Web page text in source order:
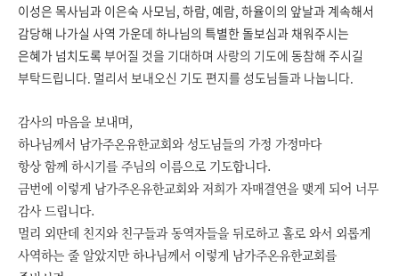
이성은 목사님과 이은숙 사모님, 하람, 예람, 하율이의 앞날과 계속해서
감당해 나가실 사역 가운데 하나님의 특별한 돌보심과 채워주시는
은혜가 넘치도록 부어질 것을 기대하며 사랑의 기도에 동참해 주시길
부탁드립니다. 멀리서 보내오신 기도 편지를 성도님들과 나눕니다.
감사의 마음을 보내며,
하나님께서 남가주온유한교회와 성도님들의 가정 가정마다
항상 함께 하시기를 주님의 이름으로 기도합니다.
금번에 이렇게 남가주온유한교회와 저희가 자매결연을 맺게 되어 너무
감사 드립니다.
멀리 외딴데 친지와 친구들과 동역자들을 뒤로하고 홀로 와서 외롭게
사역하는 줄 알았지만 하나님께서 이렇게 남가주온유한교회를